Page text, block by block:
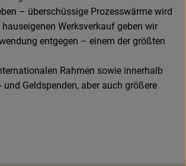
– überschüssige Prozesswärme wird
Werksverkauf geben wir
entgegen – einem der größten
Rahmen sowie innerhalb
Geldspenden, aber auch größere